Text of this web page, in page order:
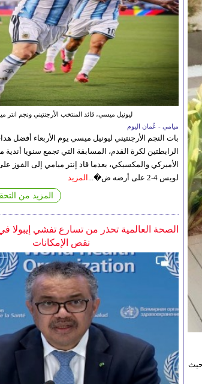
ليونيل ميسي، قائد المنتخب الأرجنتيني ونجم انتر
ميامي - عُمان اليوم
بات النجم الأرجنتيني ليونيل ميسي يوم الأربعاء أفضل
الرابطتين لكرة القدم، المسابقة التي تجمع سنويا أندية
الأميركي والمكسيكي، بعدما قاد إنتر ميامي إلى الفوز
لويس 4-2 على أرضه ض�...
المزيد
المزيد من
الصحة العالمية تحذر من تسارع تفشي إيبولا
نقص الإمكانات
حيث